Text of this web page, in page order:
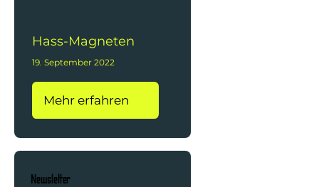
Hass-Magneten
19. September 2022
Mehr erfahren
Newsletter